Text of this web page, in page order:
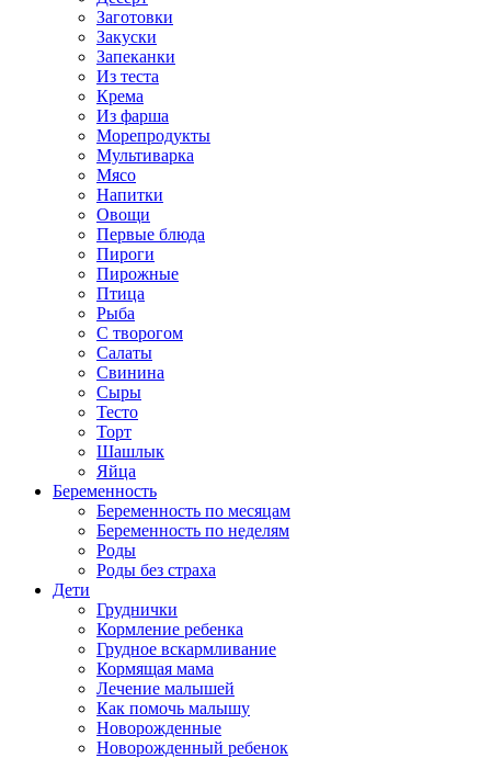
Заготовки
Закуски
Запеканки
Из теста
Крема
Из фарша
Морепродукты
Мультиварка
Мясо
Напитки
Овощи
Первые блюда
Пироги
Пирожные
Птица
Рыба
С творогом
Салаты
Свинина
Сыры
Тесто
Торт
Шашлык
Яйца
Беременность
Беременность по месяцам
Беременность по неделям
Роды
Роды без страха
Дети
Груднички
Кормление ребенка
Грудное вскармливание
Кормящая мама
Лечение малышей
Как помочь малышу
Новорожденные
Новорожденный ребенок